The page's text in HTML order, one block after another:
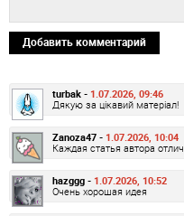
Добавить комментарий
turbak - 1.07.2026, 09:46
Дякую за цікавий матеріал!
Zanoza47 - 1.07.2026, 10:04
Каждая статья автора
hazggg - 1.07.2026, 10:52
Очень хорошая идея